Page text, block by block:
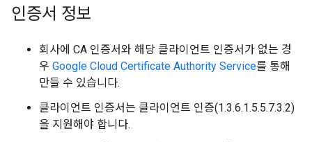
인증서 정보
회사에 CA 인증서와 해당 클라이언트 인증서가 없는 경
우 Google Cloud Certificate Authority Service를 통해
만들 수 있습니다.
클라이언트 인증서는 클라이언트 인증(1.3.6.1.5.5.7.3.2)
을 지원해야 합니다.